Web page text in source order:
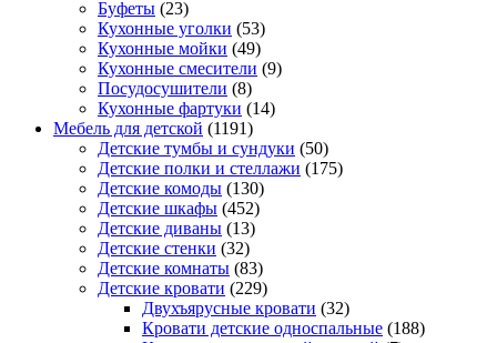
Буфеты (23)
Кухонные уголки (53)
Кухонные мойки (49)
Кухонные смесители (9)
Посудосушители (8)
Кухонные фартуки (14)
Мебель для детской (1191)
Детские тумбы и сундуки (50)
Детские полки и стеллажи (175)
Детские комоды (130)
Детские шкафы (452)
Детские диваны (13)
Детские стенки (32)
Детские комнаты (83)
Детские кровати (229)
Двухъярусные кровати (32)
Кровати детские односпальные (188)